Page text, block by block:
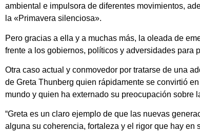
ambiental e impulsora de diferentes movimientos,
la «Primavera silenciosa».
Pero gracias a ella y a muchas más, la oleada de
frente a los gobiernos, políticos y adversidades para
Otra caso actual y conmovedor por tratarse de una
de Greta Thunberg quien rápidamente se convirtió
mundo y quien ha externado su preocupación sobre
“Greta es un claro ejemplo de que las nuevas
alguna su coherencia, fortaleza y el rigor que hay